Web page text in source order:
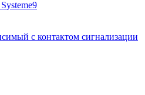
с контактом сигнализации